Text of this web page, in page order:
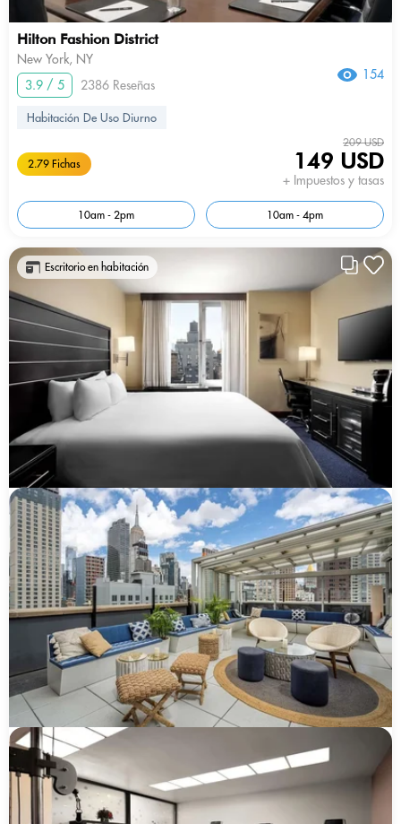
Hilton Fashion District
New York, NY
3.9 / 5
2386 Reseñas
154
Habitación De Uso Diurno
2.79 Fichas
209 USD
149 USD
+ Impuestos y tasas
10am - 2pm 10am - 4pm
Escritorio en habitación